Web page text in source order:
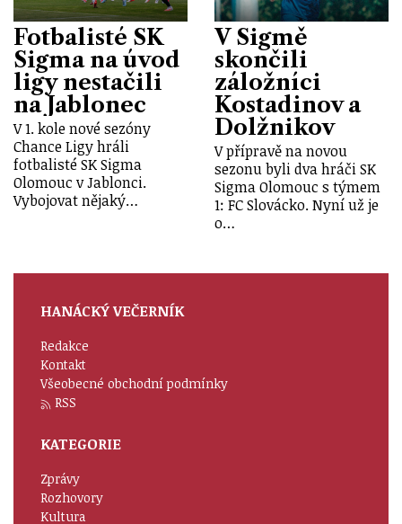
Fotbalisté SK
Sigma na úvod
ligy nestačili
na Jablonec
V 1. kole nové sezóny
Chance Ligy hráli
fotbalisté SK Sigma
Olomouc v Jablonci.
Vybojovat nějaký…
V Sigmě
skončili
záložníci
Kostadinov a
Dolžnikov
V přípravě na novou
sezonu byli dva hráči SK
Sigma Olomouc s týmem
1: FC Slovácko. Nyní už je
o…
HANÁCKÝ VEČERNÍK
Redakce
Kontakt
Všeobecné obchodní podmínky
RSS
KATEGORIE
Zprávy
Rozhovory
Kultura